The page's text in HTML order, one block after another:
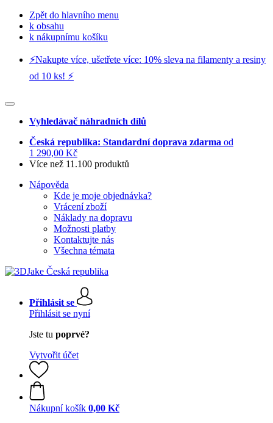
Zpět do hlavního menu
k obsahu
k nákupnímu košíku
⚡️Nakupte více, ušetřete více: 10% sleva na filamenty a resiny
od 10 ks! ⚡️
Vyhledávač náhradních dílů
Česká republika: Standardní doprava zdarma od
1 290,00 Kč
Více než 11.100 produktů
Nápověda
Kde je moje objednávka?
Vrácení zboží
Náklady na dopravu
Možnosti platby
Kontaktujte nás
Všechna témata
Přihlásit se
Přihlásit se nyní
Jste tu poprvé?
Vytvořit účet
Nákupní košík 0,00 Kč